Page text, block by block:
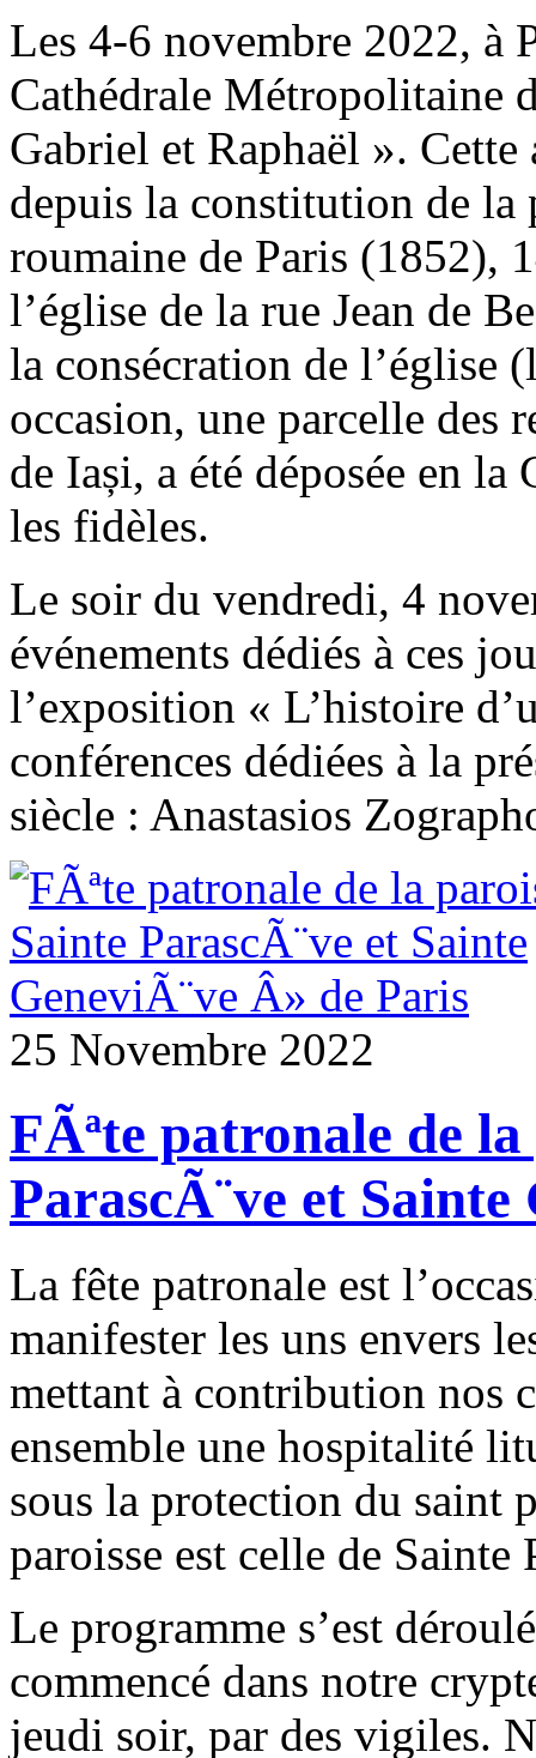
Les 4-6 novembre 2022, à
Cathédrale Métropolitaine
Gabriel et Raphaël ». Cette
depuis la constitution de la
roumaine de Paris (1852),
l’église de la rue Jean de
la consécration de l’église
occasion, une parcelle des
de Iași, a été déposée en la
les fidèles.
Le soir du vendredi, 4
événements dédiés à ces
l’exposition « L’histoire
conférences dédiées à la
siècle : Anastasios
25 Novembre 2022
FÃªte patronale de
ParascÃ¨ve et
La fête patronale est
manifester les uns envers
mettant à contribution nos
ensemble une hospitalité
sous la protection du saint
paroisse est celle de Sainte
Le programme s’est
commencé dans notre
jeudi soir, par des vigiles.